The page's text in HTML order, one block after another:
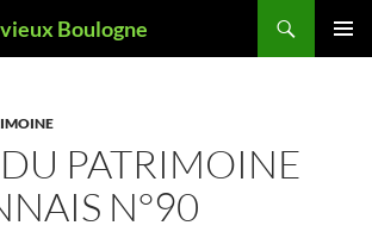
Boulogne
PATRIMOINE
N°90